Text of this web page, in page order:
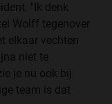
''Ik denk
Wolff tegenover
elkaar vechten
niet te
je nu ook bij
team is dat